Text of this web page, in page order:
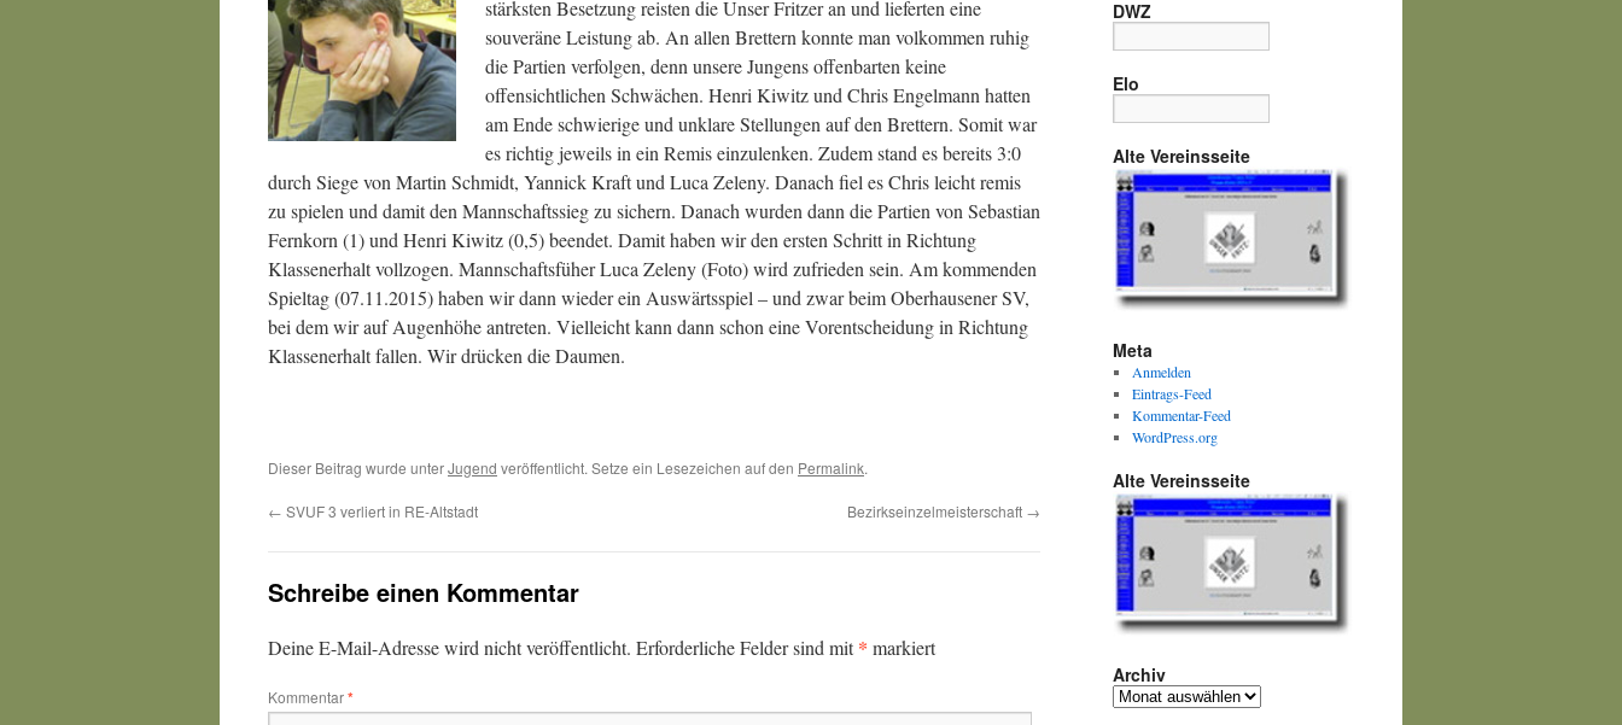
stärksten Besetzung reisten die Unser Fritzer an und lieferten eine
souveräne Leistung ab. An allen Brettern konnte man volkommen ruhig
die Partien verfolgen, denn unsere Jungens offenbarten keine
offensichtlichen Schwächen. Henri Kiwitz und Chris Engelmann hatten
am Ende schwierige und unklare Stellungen auf den Brettern. Somit war
es richtig jeweils in ein Remis einzulenken. Zudem stand es bereits 3:0
durch Siege von Martin Schmidt, Yannick Kraft und Luca Zeleny. Danach fiel es Chris leicht remis
zu spielen und damit den Mannschaftssieg zu sichern. Danach wurden dann die Partien von Sebastian
Fernkorn (1) und Henri Kiwitz (0,5) beendet. Damit haben wir den ersten Schritt in Richtung
Klassenerhalt vollzogen. Mannschaftsfüher Luca Zeleny (Foto) wird zufrieden sein. Am kommenden
Spieltag (07.11.2015) haben wir dann wieder ein Auswärtsspiel – und zwar beim Oberhausener SV,
bei dem wir auf Augenhöhe antreten. Vielleicht kann dann schon eine Vorentscheidung in Richtung
Klassenerhalt fallen. Wir drücken die Daumen.
Dieser Beitrag wurde unterJugend veröffentlicht. Setze ein Lesezeichen auf den Permalink.
← SVUF 3 verliert in RE-Altstadt Bezirkseinzelmeisterschaft →
Schreibe einen Kommentar
Deine E-Mail-Adresse wird nicht veröffentlicht. Erforderliche Felder sind mit* markiert
Kommentar*
DWZ
Elo
Alte Vereinsseite
Meta
Anmelden
Eintrags-Feed
Kommentar-Feed
WordPress.org
Alte Vereinsseite
Archiv
Archiv